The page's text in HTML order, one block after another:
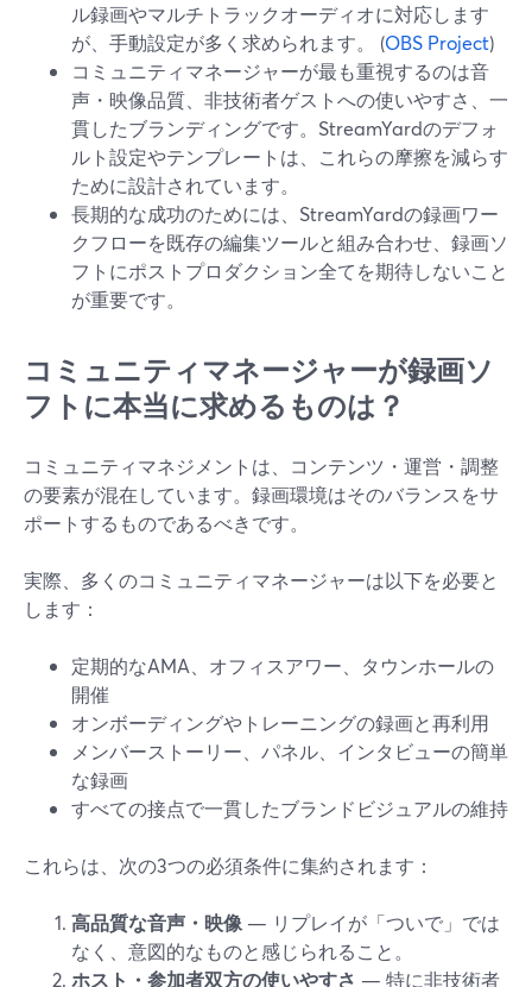
ル録画やマルチトラックオーディオに対応します
が、手動設定が多く求められます。 (OBS Project)
コミュニティマネージャーが最も重視するのは音
声・映像品質、非技術者ゲストへの使いやすさ、一
貫したブランディングです。StreamYardのデフォ
ルト設定やテンプレートは、これらの摩擦を減らす
ために設計されています。
長期的な成功のためには、StreamYardの録画ワー
クフローを既存の編集ツールと組み合わせ、録画ソ
フトにポストプロダクション全てを期待しないこと
が重要です。
コミュニティマネージャーが録画ソ
フトに本当に求めるものは？
コミュニティマネジメントは、コンテンツ・運営・調整
の要素が混在しています。録画環境はそのバランスをサ
ポートするものであるべきです。
実際、多くのコミュニティマネージャーは以下を必要と
します：
定期的なAMA、オフィスアワー、タウンホールの
開催
オンボーディングやトレーニングの録画と再利用
メンバーストーリー、パネル、インタビューの簡単
な録画
すべての接点で一貫したブランドビジュアルの維持
これらは、次の3つの必須条件に集約されます：
高品質な音声・映像 — リプレイが「ついで」では
なく、意図的なものと感じられること。
ホスト・参加者双方の使いやすさ — 特に非技術者